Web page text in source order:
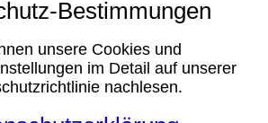
Bestimmungen
unsere Cookies und
im Detail auf unserer
nachlesen.